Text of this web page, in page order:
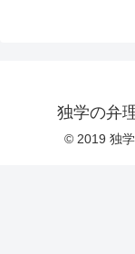
独学の弁
© 2019 独